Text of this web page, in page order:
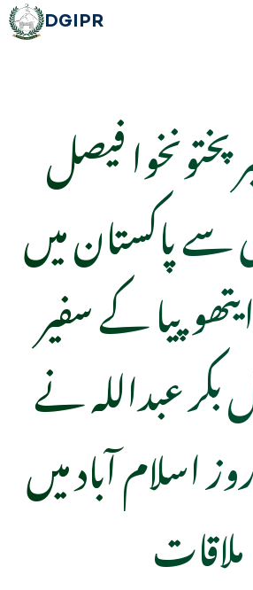
DGIPR
فیصل
سے پاکستان میں
کے سفیر
بکر عبداللہ نے
اسلام آباد میں
ملاقات